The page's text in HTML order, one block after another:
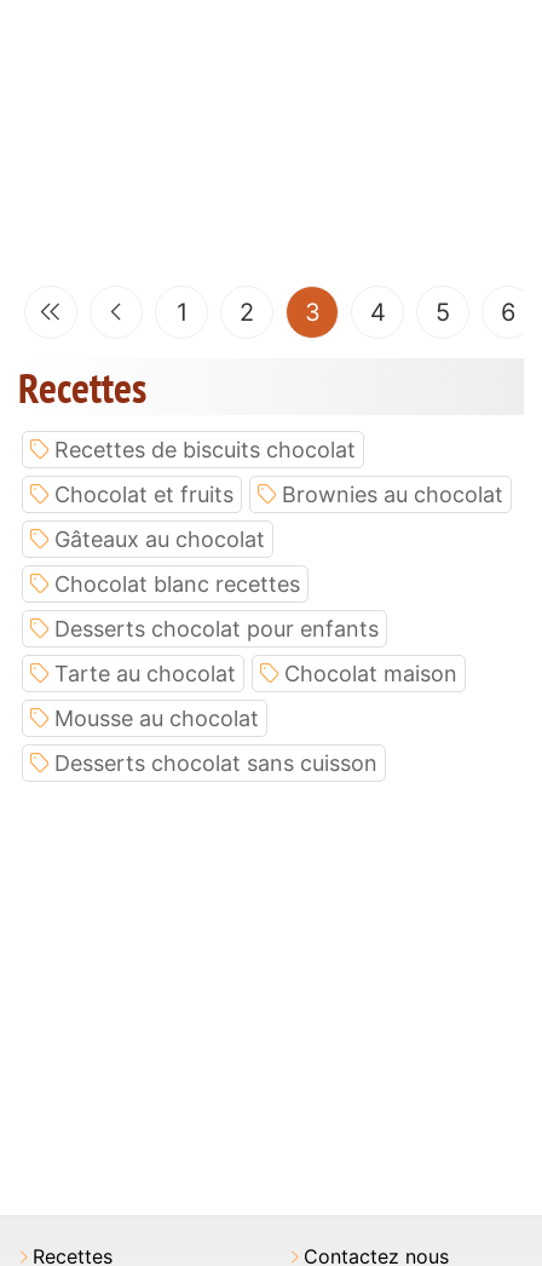
1 2 3(current)
4 5 6
Recettes
Recettes de biscuits chocolat
Chocolat et fruits
Brownies au chocolat
Gâteaux au chocolat
Chocolat blanc recettes
Desserts chocolat pour enfants
Tarte au chocolat
Chocolat maison
Mousse au chocolat
Desserts chocolat sans cuisson
Recettes Contactez nous